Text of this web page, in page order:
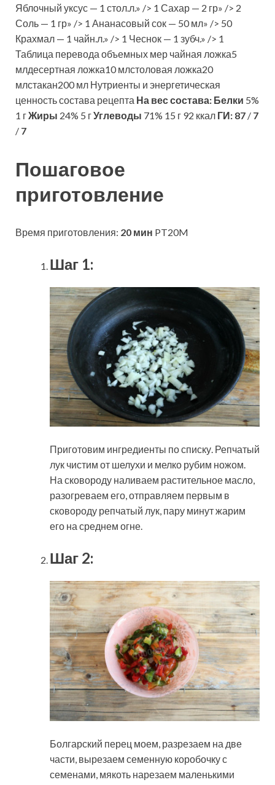
Яблочный уксус — 1 стол.л.» /> 1 Сахар — 2 гр» /> 2
Соль — 1 гр» /> 1 Ананасовый сок — 50 мл» /> 50
Крахмал — 1 чайн.л.» /> 1 Чеснок — 1 зубч.» /> 1
Таблица перевода объемных мер чайная ложка5
млдесертная ложка10 млстоловая ложка20
млстакан200 мл Нутриенты и энергетическая
ценность состава рецепта На вес состава: Белки 5%
1 гЖиры 24% 5 гУглеводы 71% 15 г 92 ккал ГИ: 87 / 7
/ 7
Пошаговое
приготовление
Время приготовления: 20 мин PT20M
Шаг 1:
Приготовим ингредиенты по списку. Репчатый
лук чистим от шелухи и мелко рубим ножом.
На сковороду наливаем растительное масло,
разогреваем его, отправляем первым в
сковороду репчатый лук, пару минут жарим
его на среднем огне.
Шаг 2:
Болгарский перец моем, разрезаем на две
части, вырезаем семенную коробочку с
семенами, мякоть нарезаем маленькими